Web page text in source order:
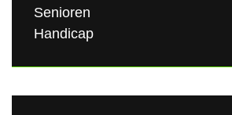
Senioren
Handicap